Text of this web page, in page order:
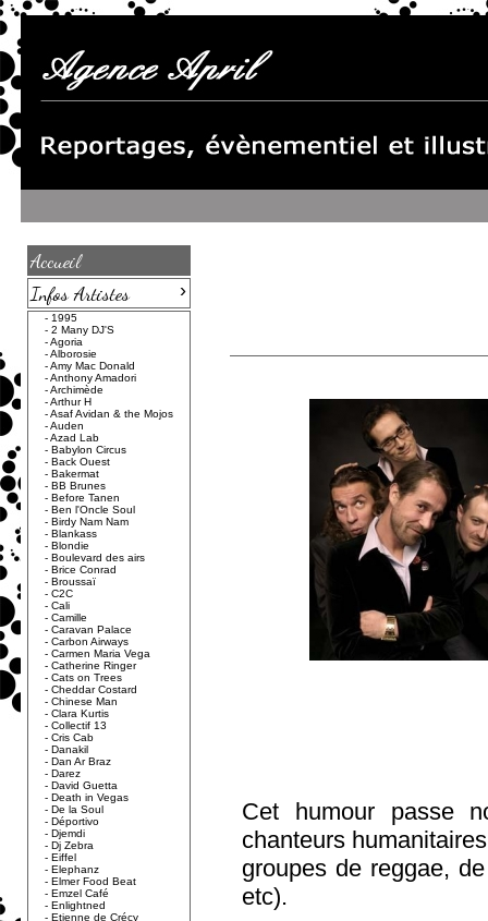
Accueil
Infos Artistes
›
- 1995
- 2 Many DJ'S
-Agoria
-Alborosie
-Amy Mac Donald
-Anthony Amadori
-Archimède
-Arthur H
-Asaf Avidan & the Mojos
-Auden
-Azad Lab
- Babylon Circus
- Back Ouest
- Bakermat
- BB Brunes
- Before Tanen
- Ben l'Oncle Soul
- Birdy Nam Nam
- Blankass
- Blondie
- Boulevard des airs
- Brice Conrad
- Broussaï
- C2C
- Cali
- Camille
- Caravan Palace
- Carbon Airways
- Carmen Maria Vega
- Catherine Ringer
- Cats on Trees
- Cheddar Costard
- Chinese Man
- Clara Kurtis
- Collectif 13
- Cris Cab
- Danakil
- Dan Ar Braz
- Darez
- David Guetta
- Death in Vegas
- De la Soul
- Déportivo
- Djemdi
- Dj Zebra
- Eiffel
- Elephanz
- Elmer Food Beat
- Emzel Café
- Enlightned
- Etienne de Crécy
Cet humour passe
chanteurs
groupes de reggae,
etc).